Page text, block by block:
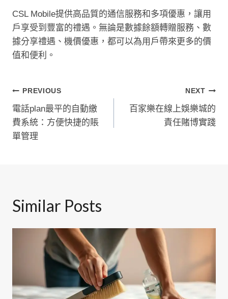
CSL Mobile提供高品質的通信服務和多項優惠，讓用
戶享受到豐富的禮遇。無論是數據餘額轉贈服務、數
據分享禮遇、機價優惠，都可以為用戶帶來更多的價
值和便利。
文
章
導
PREVIOUS
電話plan最平的自動繳
費系統：方便快捷的賬
單管理
NEXT
百家樂在線上娛樂城的
責任賭博實踐
Similar Posts